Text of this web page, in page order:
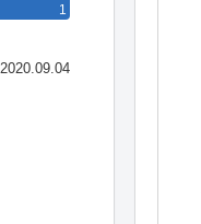
1
2020.09.04